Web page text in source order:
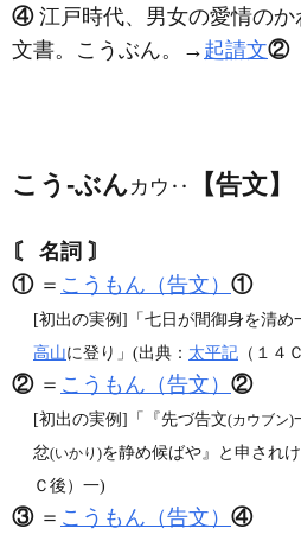
④江戸時代、男女の愛情のか
文書。こうぶん。→ 起請文②
こう‐ぶんカウ‥ 【告文】
〘 名詞 〙
①＝ こうもん（告文） ①
[初出の実例]「七日が間御身を清め
高山に登り」(出典： 太平記 （１４
②＝ こうもん（告文） ②
[初出の実例]「『先づ告文(カウブン)
忿(いかり)を静め候ばや』と申され
Ｃ後）一)
③＝ こうもん（告文） ④